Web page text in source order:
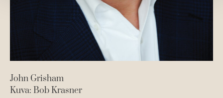
John Grisham
Kuva: Bob Krasner